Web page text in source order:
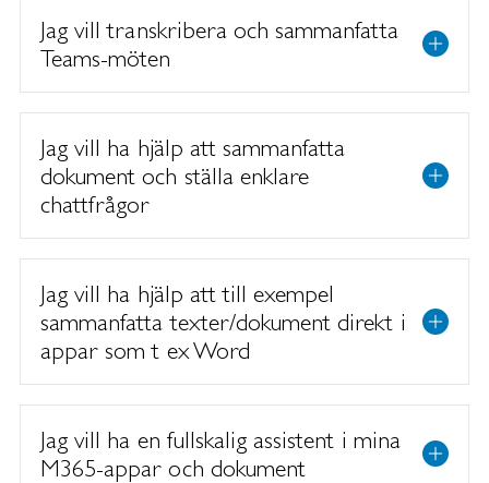
Jag vill transkribera och sammanfatta
Teams-möten
Jag vill ha hjälp att sammanfatta
dokument och ställa enklare
chattfrågor
Jag vill ha hjälp att till exempel
sammanfatta texter/dokument direkt i
appar som t ex Word
Jag vill ha en fullskalig assistent i mina
M365-appar och dokument